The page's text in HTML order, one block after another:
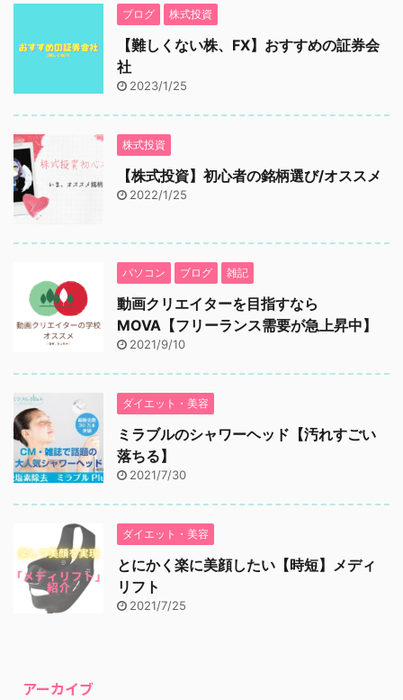
ブログ 株式投資
【難しくない株、FX】おすすめの証券会
社
2023/1/25
株式投資
【株式投資】初心者の銘柄選び/オススメ
2022/1/25
パソコン ブログ 雑記
動画クリエイターを目指すなら
MOVA【フリーランス需要が急上昇中】
2021/9/10
ダイエット・美容
ミラブルのシャワーヘッド【汚れすごい
落ちる】
2021/7/30
ダイエット・美容
とにかく楽に美顔したい【時短】メディ
リフト
2021/7/25
アーカイブ